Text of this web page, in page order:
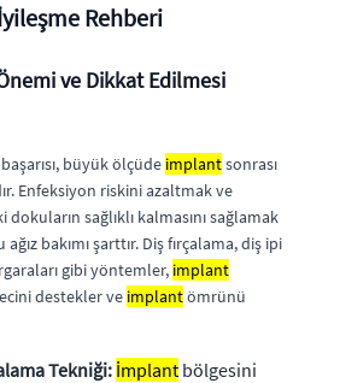
Rehberi
ve Dikkat Edilmesi
büyük ölçüde implantsonrası
Enfeksiyon riskini azaltmak ve
dokuların sağlıklı kalmasını sağlamak
bakımı şarttır. Diş fırçalama, diş ipi
gibi yöntemler, implant
destekler ve implantömrünü
Tekniği: İmplant bölgesini